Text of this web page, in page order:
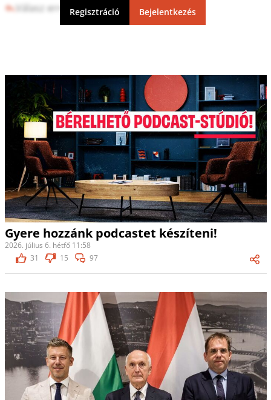
Válasz erre 0 0
Regisztráció Bejelentkezés
Gyere hozzánk podcastet készíteni!
2026. július 6. hétfő 11:58
31
15 97